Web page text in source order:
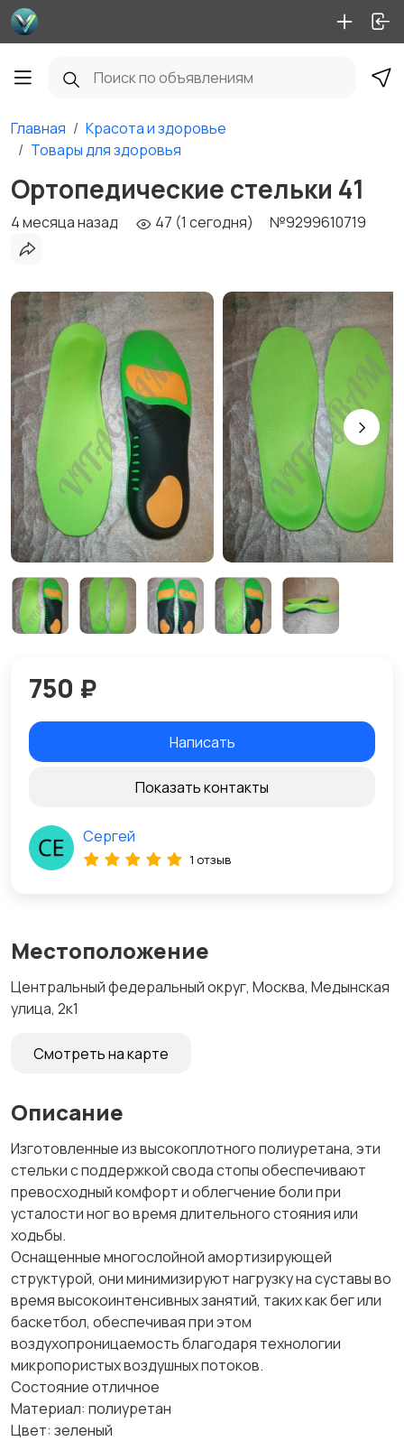
Главная
Красота и здоровье
Товары для здоровья
Ортопедические стельки 41
4 месяца назад 47 (1 сегодня) №9299610719
Местоположение
Центральный федеральный округ, Москва, Медынская
улица, 2к1
Смотреть на карте
Описание
Изготовленные из высокоплотного полиуретана, эти
стельки с поддержкой свода стопы обеспечивают
превосходный комфорт и облегчение боли при
усталости ног во время длительного стояния или
ходьбы.
Оснащенные многослойной амортизирующей
структурой, они минимизируют нагрузку на суставы во
время высокоинтенсивных занятий, таких как бег или
баскетбол, обеспечивая при этом
воздухопроницаемость благодаря технологии
микропористых воздушных потоков.
Состояние отличное
Материал: полиуретан
Цвет: зеленый
750 ₽
Написать
Показать контакты
Сергей
1 отзыв